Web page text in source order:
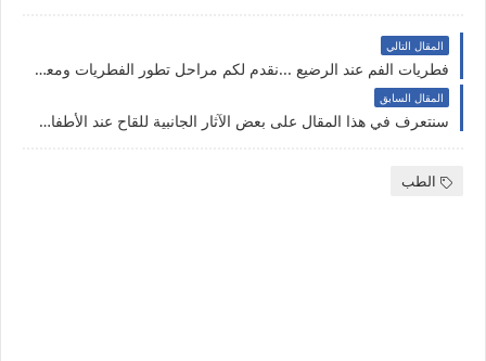
المقال التالي
فطريات الفم عند الرضيع ...نقدم لكم مراحل تطور الفطريات ومعلومات عنه تفيدك في الوقاية من الفطريات .
المقال السابق
سنتعرف في هذا المقال على بعض الآثار الجانبية للقاح عند الأطفال ...ونقدم بعض النصائح التي تساعد على الحد من الشعور بالألم والورم بعد اللقاح ..
الطب